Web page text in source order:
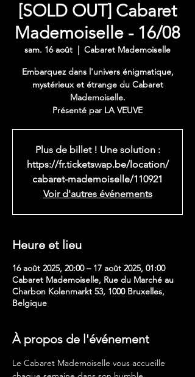
[SOLD OUT] Cabaret
Mademoiselle - 16/08
sam. 16 août
  |
Cabaret Mademoiselle
Embarquez dans l'univers énigmatique,
mystérieux et étrange du Cabaret
Mademoiselle.
Présenté par LA VEUVE
Plus de billet ! Une solution :
https://fr.ticketswap.be/location/
cabaret-mademoiselle/110921
Voir d'autres événements
Heure et lieu
16 août 2025, 20:00 – 17 août 2025, 01:00
Cabaret Mademoiselle, Rue du Marché au
Charbon Kolenmarkt 53, 1000 Bruxelles,
Belgique
À propos de l'événement
Le Cabaret Mademoiselle vous accueille